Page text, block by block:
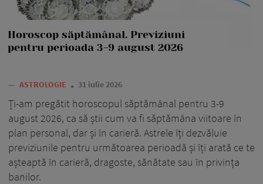
Horoscop săptămânal. Previziuni
pentru perioada 3-9 august 2026
— ASTROLOGIE 31 iulie 2026
Ți-am pregătit horoscopul săptămânal pentru 3-9
august 2026, ca să știi cum va fi săptămâna viitoare în
plan personal, dar și în carieră. Astrele îți dezvăluie
previziunile pentru următoarea perioadă și îți arată ce te
așteaptă în carieră, dragoste, sănătate sau în privința
banilor.